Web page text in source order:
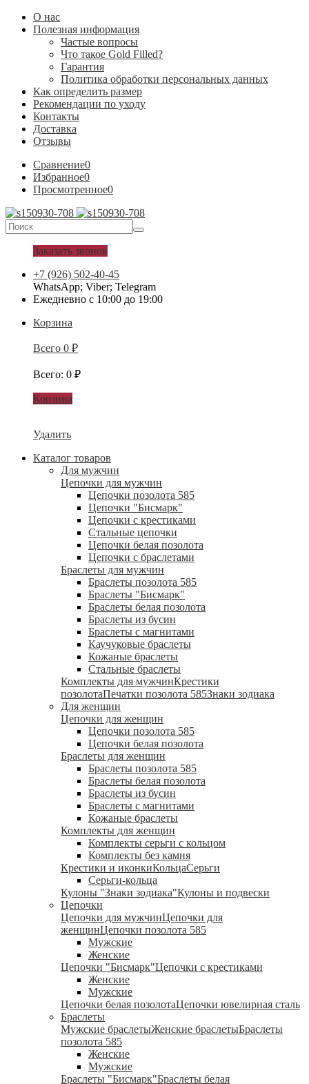
О нас
Полезная информация
Частые вопросы
Что такое Gold Filled?
Гарантия
Политика обработки персональных данных
Как определить размер
Рекомендации по уходу
Контакты
Доставка
Отзывы
Сравнение0
Избранное0
Просмотренное0
Заказать звонок
+7 (926) 502-40-45
WhatsApp; Viber; Telegram
Ежедневно с 10:00 до 19:00
Корзина
Всего 0 ₽
Всего: 0 ₽
Корзина
Удалить
Каталог товаров
Для мужчин
Цепочки для мужчин
Цепочки позолота 585
Цепочки "Бисмарк"
Цепочки с крестиками
Стальные цепочки
Цепочки белая позолота
Цепочки с браслетами
Браслеты для мужчин
Браслеты позолота 585
Браслеты "Бисмарк"
Браслеты белая позолота
Браслеты из бусин
Браслеты с магнитами
Каучуковые браслеты
Кожаные браслеты
Стальные браслеты
Комплекты для мужчинКрестики
позолотаПечатки позолота 585Знаки зодиака
Для женщин
Цепочки для женщин
Цепочки позолота 585
Цепочки белая позолота
Браслеты для женщин
Браслеты позолота 585
Браслеты белая позолота
Браслеты из бусин
Браслеты с магнитами
Кожаные браслеты
Комплекты для женщин
Комплекты серьги с кольцом
Комплекты без камня
Крестики и иконкиКольцаСерьги
Серьги-кольца
Кулоны "Знаки зодиака"Кулоны и подвески
Цепочки
Цепочки для мужчинЦепочки для
женщинЦепочки позолота 585
Мужские
Женские
Цепочки "Бисмарк"Цепочки с крестиками
Женские
Мужские
Цепочки белая позолотаЦепочки ювелирная сталь
Браслеты
Мужские браслетыЖенские браслетыБраслеты
позолота 585
Женские
Мужские
Браслеты "Бисмарк"Браслеты белая